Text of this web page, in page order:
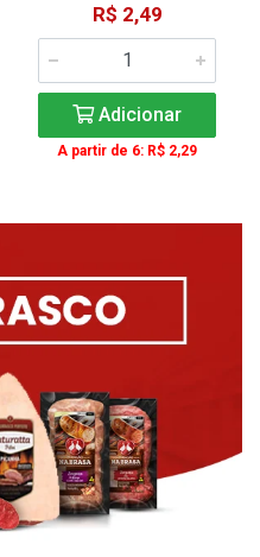
R$ 2,49
Adicionar
A partir de 6: R$ 2,29